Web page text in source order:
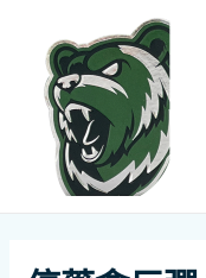
navigation